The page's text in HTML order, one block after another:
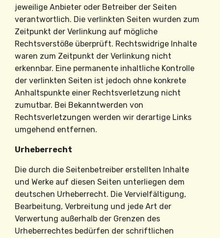
jeweilige Anbieter oder Betreiber der Seiten
verantwortlich. Die verlinkten Seiten wurden zum
Zeitpunkt der Verlinkung auf mögliche
Rechtsverstöße überprüft. Rechtswidrige Inhalte
waren zum Zeitpunkt der Verlinkung nicht
erkennbar. Eine permanente inhaltliche Kontrolle
der verlinkten Seiten ist jedoch ohne konkrete
Anhaltspunkte einer Rechtsverletzung nicht
zumutbar. Bei Bekanntwerden von
Rechtsverletzungen werden wir derartige Links
umgehend entfernen.
Urheberrecht
Die durch die Seitenbetreiber erstellten Inhalte
und Werke auf diesen Seiten unterliegen dem
deutschen Urheberrecht. Die Vervielfältigung,
Bearbeitung, Verbreitung und jede Art der
Verwertung außerhalb der Grenzen des
Urheberrechtes bedürfen der schriftlichen